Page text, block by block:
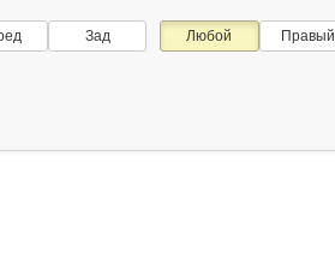
Зад Любой Правый